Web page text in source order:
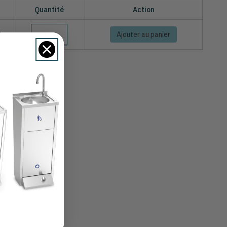
Quantité Action
Ajouter au panier